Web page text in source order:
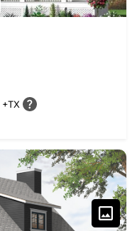
+TX